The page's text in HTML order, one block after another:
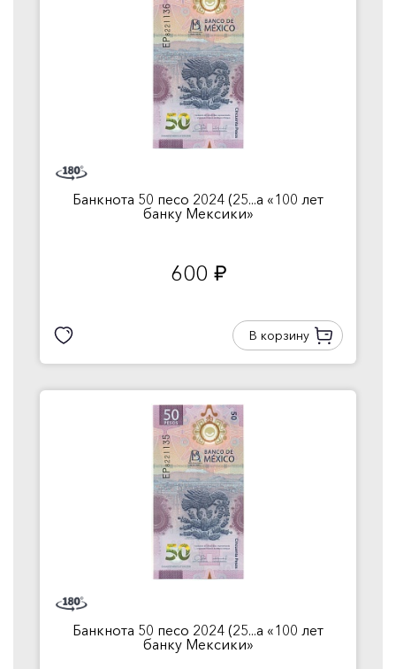
Банкнота 50 песо 2024 (25...а «100 лет
банку Мексики»
600 руб.
В корзину
Банкнота 50 песо 2024 (25...а «100 лет
банку Мексики»